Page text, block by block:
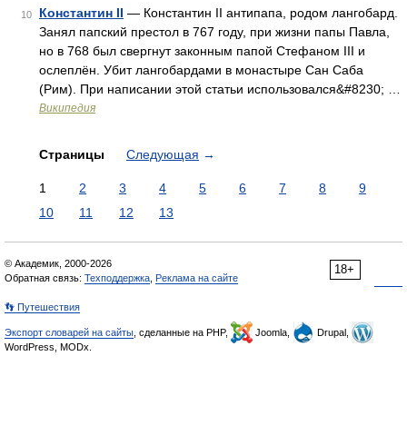
10 Константин ІІ — Константин II антипапа, родом лангобард.
Занял папский престол в 767 году, при жизни папы Павла,
но в 768 был свергнут законным папой Стефаном III и
ослеплён. Убит лангобардами в монастыре Сан Саба
(Рим). При написании этой статьи использовался&#8230; …
Википедия
Страницы Следующая →
1 2 3 4 5 6 7 8
9
10
11 12 13
18+
© Академик, 2000-2026
Обратная связь: Техподдержка Реклама на сайте
👣 Путешествия
Экспорт словарей на сайты , сделанные на PHP, Joomla,
Drupal,
WordPress, MODx.